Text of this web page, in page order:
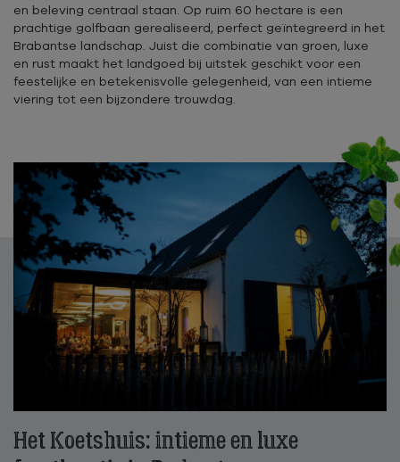
en beleving centraal staan. Op ruim 60 hectare is een
prachtige golfbaan gerealiseerd, perfect geïntegreerd in het
Brabantse landschap. Juist die combinatie van groen, luxe
en rust maakt het landgoed bij uitstek geschikt voor een
feestelijke en betekenisvolle gelegenheid, van een intieme
viering tot een bijzondere trouwdag.
Het Koetshuis: intieme en luxe